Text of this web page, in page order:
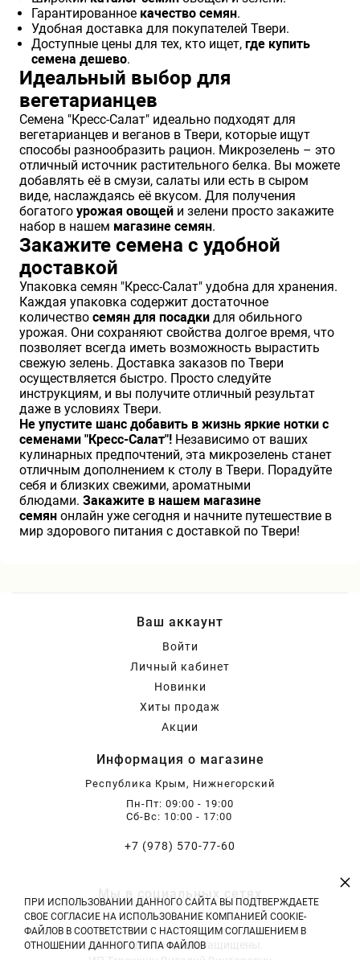
Гарантированное качество семян.
Удобная доставка для покупателей Твери.
Доступные цены для тех, кто ищет, где купить
семена дешево.
Идеальный выбор для
вегетарианцев
Семена "Кресс-Салат" идеально подходят для
вегетарианцев и веганов в Твери, которые ищут
способы разнообразить рацион. Микрозелень – это
отличный источник растительного белка. Вы можете
добавлять её в смузи, салаты или есть в сыром
виде, наслаждаясь её вкусом. Для получения
богатого урожая овощей и зелени просто закажите
набор в нашем магазине семян.
Закажите семена с удобной
доставкой
Упаковка семян "Кресс-Салат" удобна для хранения.
Каждая упаковка содержит достаточное
количество семян для посадки для обильного
урожая. Они сохраняют свойства долгое время, что
позволяет всегда иметь возможность вырастить
свежую зелень. Доставка заказов по Твери
осуществляется быстро. Просто следуйте
инструкциям, и вы получите отличный результат
даже в условиях Твери.
Не упустите шанс добавить в жизнь яркие нотки с
семенами "Кресс-Салат"! Независимо от ваших
кулинарных предпочтений, эта микрозелень станет
отличным дополнением к столу в Твери. Порадуйте
себя и близких свежими, ароматными
блюдами. Закажите в нашем магазине
семян онлайн уже сегодня и начните путешествие в
мир здорового питания с доставкой по Твери!
Ваш аккаунт
Войти
Личный кабинет
Новинки
Хиты продаж
Акции
Информация о магазине
Республика Крым, Нижнегорский
Пн-Пт: 09:00 - 19:00
Сб-Вс: 10:00 - 17:00
+7 (978) 570-77-60
Мы в социальных сетях
2026 год. Все права защищены.
ПРИ ИСПОЛЬЗОВАНИИ ДАННОГО САЙТА ВЫ ПОДТВЕРЖДАЕТЕ
СВОЕ СОГЛАСИЕ НА ИСПОЛЬЗОВАНИЕ КОМПАНИЕЙ COOKIE-
ФАЙЛОВ В СООТВЕТСТВИИ С НАСТОЯЩИМ СОГЛАШЕНИЕМ В
ОТНОШЕНИИ ДАННОГО ТИПА ФАЙЛОВ
×